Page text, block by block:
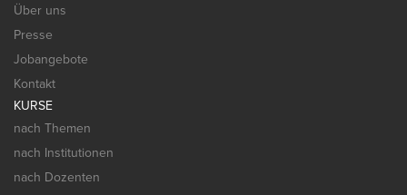
Über uns
Presse
Jobangebote
Kontakt
KURSE
nach Themen
nach Institutionen
nach Dozenten